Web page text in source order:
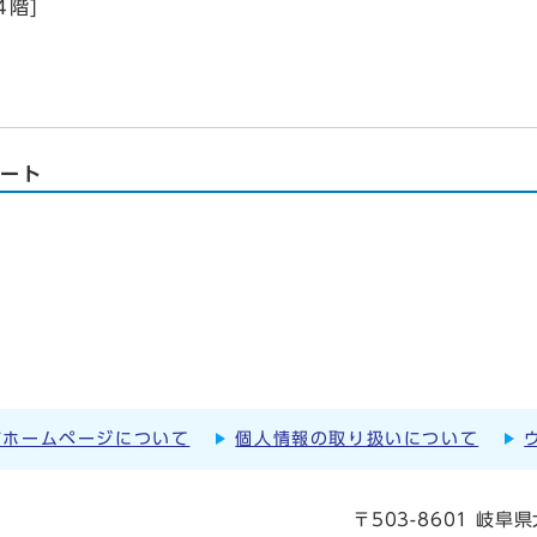
階]
ト
ームページについて 個人情報の取り扱いについて
〒503-8601 岐阜県